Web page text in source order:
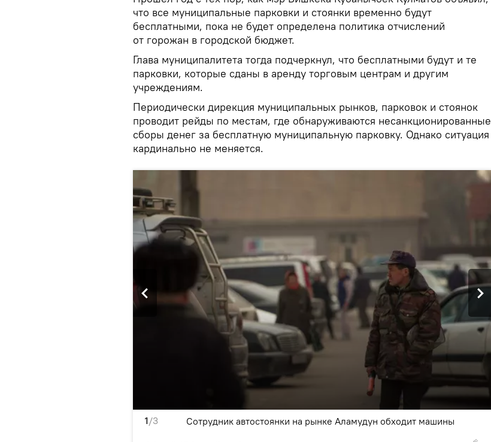
что все муниципальные парковки и стоянки временно будут
бесплатными, пока не будет определена политика отчислений
от горожан в городской бюджет.
Глава муниципалитета тогда подчеркнул, что бесплатными будут и те
парковки, которые сданы в аренду торговым центрам и другим
учреждениям.
Периодически дирекция муниципальных рынков, парковок и стоянок
проводит рейды по местам, где обнаруживаются несанкционированные
сборы денег за бесплатную муниципальную парковку. Однако ситуация
кардинально не меняется.
1/3 Сотрудник автостоянки на рынке Аламудун обходит машины